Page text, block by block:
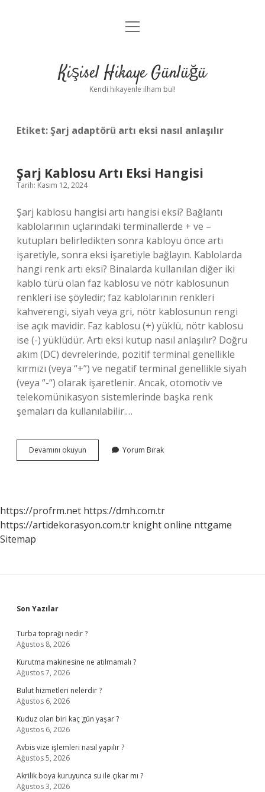
Anasayfa
Yasal Uyarı
menüyü
Kişisel Hikaye Günlüğü
Kendi hikayenle ilham bul!
Etiket:Şarj adaptörü artı eksi nasıl anlaşılır
Şarj Kablosu Artı Eksi Hangisi
Tarih: Kasım 12, 2024
Şarj kablosu hangisi artı hangisi eksi? Bağlantı
kablolarının uçlarındaki terminallerde + ve –
kutupları belirledikten sonra kabloyu önce artı
işaretiyle, sonra eksi işaretiyle bağlayın. Kablolarda
hangi renk artı eksi? Binalarda kullanılan diğer iki
kablo türü olan faz kablosu ve nötr kablosunun
renkleri ise şöyledir; faz kablolarının renkleri
kahverengi, siyah veya gri, nötr kablosunun rengi
ise açık mavidir. Faz kablosu (+) yüklü, nötr kablosu
ise (-) yüklüdür. Artı eksi kutup nasıl anlaşılır? Doğru
akım (DC) devrelerinde, pozitif terminal genellikle
kırmızı (veya “+”) ve negatif terminal genellikle siyah
(veya “-“) olarak işaretlenir. Ancak, otomotiv ve
telekomünikasyon sistemlerinde başka renk
şemaları da kullanılabilir.…
Devamını okuyun
Kablosu
Yorum Bırak
https://profrm.net https://dmh.com.tr
https://artidekorasyon.com.tr knight online nttgame
Sitemap
Sidebar
Son Yazılar
Turba toprağı nedir ?
Ağustos 8, 2026
Kurutma makinesine ne atılmamalı ?
Ağustos 7, 2026
Bulut hizmetleri nelerdir ?
Ağustos 6, 2026
Kuduz olan biri kaç gün yaşar ?
Ağustos 6, 2026
Avbis vize işlemleri nasıl yapılır ?
Ağustos 5, 2026
Akrilik boya kuruyunca su ile çıkar mı ?
Ağustos 3, 2026